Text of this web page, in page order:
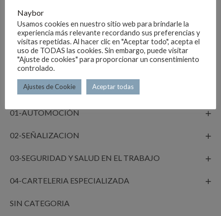
Categorías del producto
01-AUTOMOCIÓN
02-SEÑALIZACION
03-SEGURIDAD Y SALUD EN EL TRABAJO
04-CARTELERIA ESPECIALIZADA
SIN CATEGORIA
Naybor
Usamos cookies en nuestro sitio web para brindarle la
experiencia más relevante recordando sus preferencias y
visitas repetidas. Al hacer clic en "Aceptar todo", acepta el
uso de TODAS las cookies. Sin embargo, puede visitar
"Ajuste de cookies" para proporcionar un consentimiento
controlado.
Ajustes de Cookie Aceptar todas